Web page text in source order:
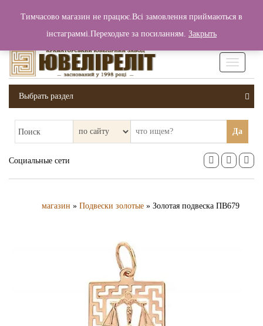
Вход / Регистрация 0 грн.
Выбрать раздел
Поиск Да
Социальные сети
магазин » Подвески золотые » Золотая подвеска ПВ679
Тимчасово магазин не працює.Всі замовлення приймаються в
інстаграммі.Переходьте за посиланням. Закрыть